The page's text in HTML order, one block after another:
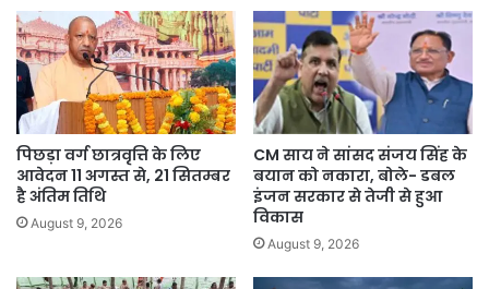
पिछड़ा वर्ग छात्रवृत्ति के लिए
आवेदन 11 अगस्त से, 21 सितम्बर
है अंतिम तिथि
August 9, 2026
CM साय ने सांसद संजय सिंह के
बयान को नकारा, बोले- डबल
इंजन सरकार से तेजी से हुआ
विकास
August 9, 2026